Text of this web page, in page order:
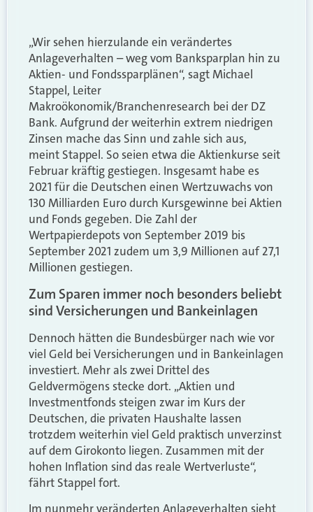
„Wir sehen hierzulande ein verändertes
Anlageverhalten – weg vom Banksparplan hin zu
Aktien- und Fondssparplänen“, sagt Michael
Stappel, Leiter
Makroökonomik/Branchenresearch bei der DZ
Bank. Aufgrund der weiterhin extrem niedrigen
Zinsen mache das Sinn und zahle sich aus,
meint Stappel. So seien etwa die Aktienkurse seit
Februar kräftig gestiegen. Insgesamt habe es
2021 für die Deutschen einen Wertzuwachs von
130 Milliarden Euro durch Kursgewinne bei Aktien
und Fonds gegeben. Die Zahl der
Wertpapierdepots von September 2019 bis
September 2021 zudem um 3,9 Millionen auf 27,1
Millionen gestiegen.
Zum Sparen immer noch besonders beliebt
sind Versicherungen und Bankeinlagen
Dennoch hätten die Bundesbürger nach wie vor
viel Geld bei Versicherungen und in Bankeinlagen
investiert. Mehr als zwei Drittel des
Geldvermögens stecke dort. „Aktien und
Investmentfonds steigen zwar im Kurs der
Deutschen, die privaten Haushalte lassen
trotzdem weiterhin viel Geld praktisch unverzinst
auf dem Girokonto liegen. Zusammen mit der
hohen Inflation sind das reale Wertverluste“,
fährt Stappel fort.
Im nunmehr veränderten Anlageverhalten sieht